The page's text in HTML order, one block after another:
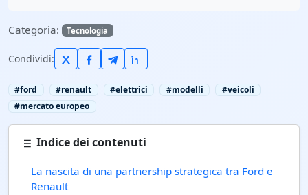
Categoria: Tecnologia
Condividi:
#ford #renault #elettrici #modelli
#veicoli
#mercato europeo
Indice dei contenuti
La nascita di una partnership strategica tra Ford e
Renault